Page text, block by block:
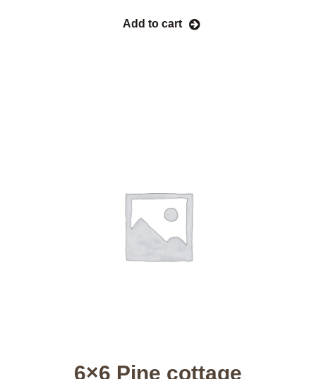
Add to cart
6×6 Pine cottage